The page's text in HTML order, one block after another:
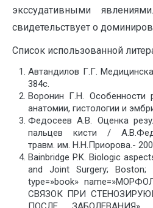
экссудативными
свидетельствует о
Список использованной
Автандилов Г.Г.
384с.
Воронин Г.Н. Особенности
анатомии, гистологии и
Федосеев А.В. Оценка
пальцев кисти /
травм. им. Н.Н.Приорова.-
Bainbridge P.K. Biologic
and Joint Surgery;
type=»book»
СВЯЗОК ПРИ